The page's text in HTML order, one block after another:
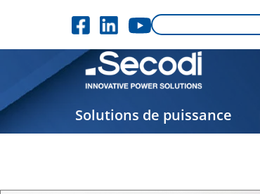
Solutions de puissance